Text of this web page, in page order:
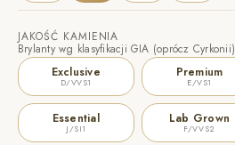
JAKOŚĆ KAMIENIA
Brylanty wg klasyfikacji GIA (oprócz Cyrkonii)
Exclusive
D/VVS1
Premium
E/VS1
Essential
J/SI1
Lab Grown
F/VVS2